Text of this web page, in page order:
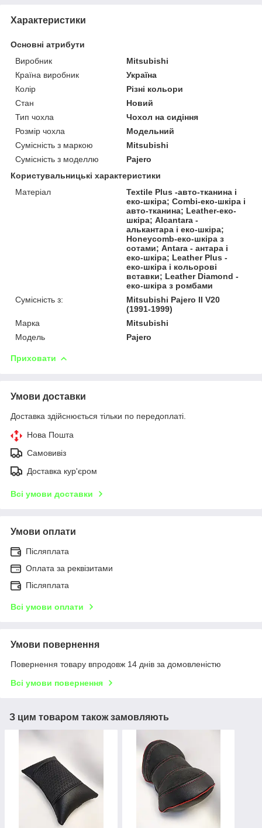
Характеристики
Основні атрибути
Виробник
Mitsubishi
Країна виробник
Україна
Колір
Різні кольори
Стан
Новий
Тип чохла
Чохол на сидіння
Розмір чохла
Модельний
Сумісність з маркою
Mitsubishi
Сумісність з моделлю
Pajero
Користувальницькі характеристики
Матеріал
Textile Plus -авто-тканина і
еко-шкіра; Combi-еко-шкіра і
авто-тканина; Leather-еко-
шкіра; Alcantara -
алькантара і еко-шкіра;
Honeycomb-еко-шкіра з
сотами; Antara - антара і
еко-шкіра; Leather Plus -
еко-шкіра і кольорові
вставки; Leather Diamond -
еко-шкіра з ромбами
Сумісність з:
Mitsubishi Pajero II V20
(1991-1999)
Марка
Mitsubishi
Модель
Pajero
Приховати
Умови доставки
Доставка здійснюється тільки по передоплаті.
Нова Пошта
Самовивіз
Доставка кур'єром
Всі умови доставки
Умови оплати
Післяплата
Оплата за реквізитами
Післяплата
Всі умови оплати
Умови повернення
Повернення товару впродовж 14 днів за домовленістю
Всі умови повернення
З цим товаром також замовляють